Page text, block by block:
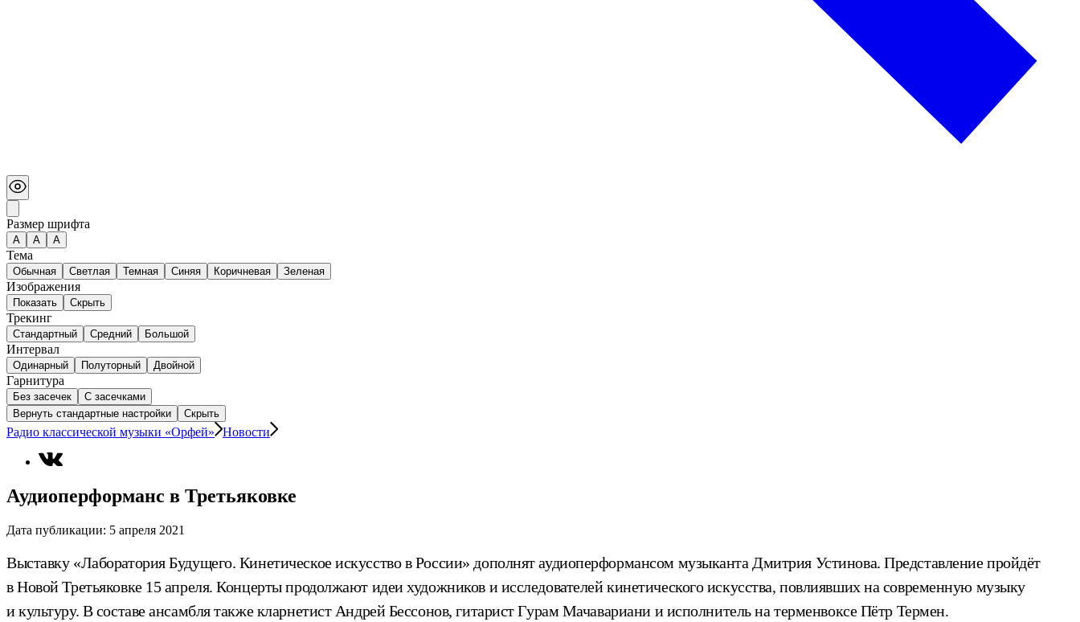
Размер шрифта
А A A
Тема
Обычная Светлая Темная Синяя Коричневая Зеленая
Изображения
Показать Скрыть
Трекинг
Стандартный Средний Большой
Интервал
Одинарный Полуторный Двойной
Гарнитура
Без засечек
С засечками
Вернуть стандартные настройки
Скрыть
Радио классической музыки «Орфей» Новости
Аудиоперформанс в Третьяковке
Дата публикации: 5 апреля 2021
Выставку «Лаборатория Будущего. Кинетическое искусство в России» дополнят аудиоперформансом музыканта Дмитрия Устинова. Представление пройдёт
в Новой Третьяковке 15 апреля. Концерты продолжают идеи художников и исследователей кинетического искусства, повлиявших на современную музыку
и культуру. В составе ансамбля также кларнетист Андрей Бессонов, гитарист Гурам Мачавариани и исполнитель на терменвоксе Пётр Термен.